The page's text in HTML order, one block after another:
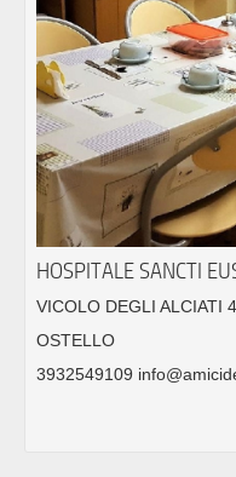
HOSPITALE SANCTI
VICOLO DEGLI ALCIATI
OSTELLO
3932549109